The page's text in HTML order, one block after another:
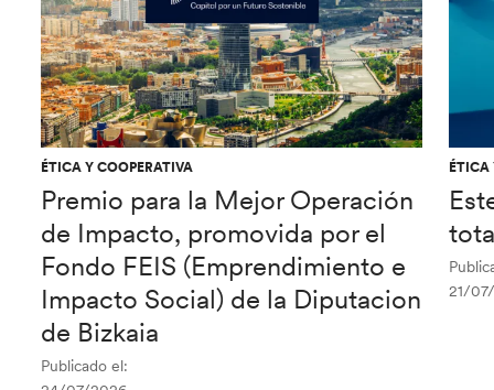
ÉTICA Y COOPERATIVA
Premio para la Mejor Operación
de Impacto, promovida por el
Fondo FEIS (Emprendimiento e
Impacto Social) de la Diputacion
de Bizkaia
Publicado el:
ÉTICA
21/